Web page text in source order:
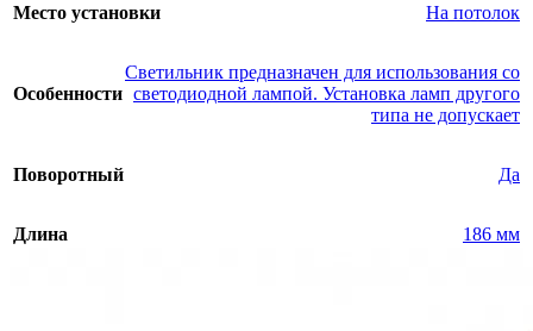
Место установки На потолок
Особенности
Светильник предназначен для использования со
светодиодной лампой. Установка ламп другого
типа не допускает
Поворотный Да
Длина 186 мм